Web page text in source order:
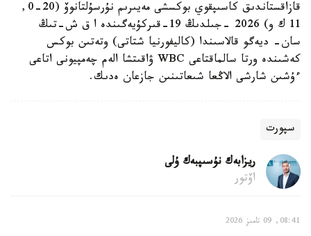
قازاقستاندىق كاسىپقوي بوكسشى مەيىرىم نۇرسۇلتانوۆ (20-0,
11 ك و) 2026 -جىلدىڭ 19-قىركۇيەگىندە ا ق ش-تىڭ
سان- ديەگو قالاسىندا (كاليفورنيا شتاتى) وتەتىن بوكس
كەشىندە ورتا سالماقتاعى WBC ۋاقىتشا الەم چەمپيونى اتاعى
ءۇشىن شارشى الاڭعا شىعاتىنىن جازعان ەدىك.
سپورت
ريزابەك نۇسىپبەك ۇلى
اۆتور
08:41, 09 تامىز 2026